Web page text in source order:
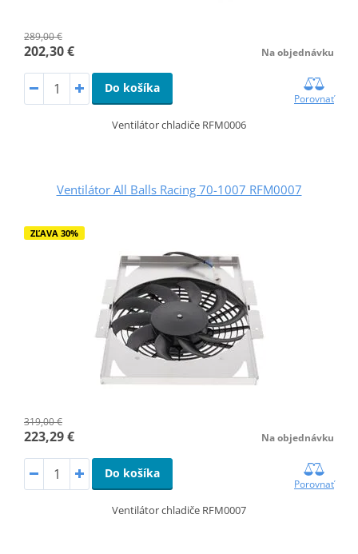
289,00 €
202,30 € Na objednávku
Do košíka
Porovnať
Ventilátor chladiče RFM0006
Ventilátor All Balls Racing 70-1007 RFM0007
ZĽAVA 30%
319,00 €
223,29 € Na objednávku
Do košíka
Porovnať
Ventilátor chladiče RFM0007